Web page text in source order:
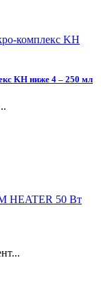
KH ниже 4 – 250 мл